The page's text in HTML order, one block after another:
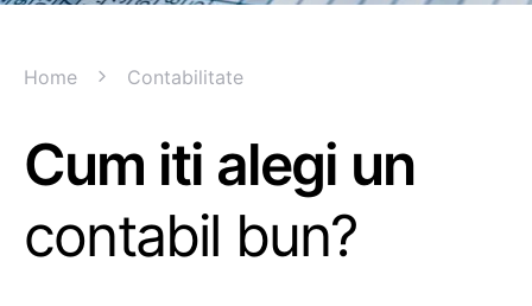
Home Contabilitate
Cum iti alegi un
contabil bun?